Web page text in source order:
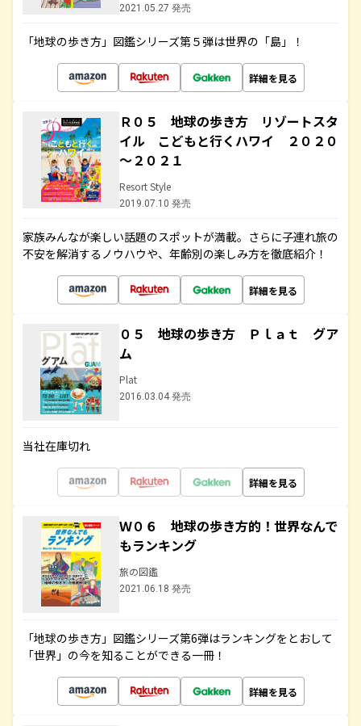
2021.05.27 発売
「地球の歩き方」図鑑シリーズ第５弾は世界の「島」！
詳細を見る
Ｒ０５ 地球の歩き方 リゾートスタ
イル こどもと行くハワイ ２０２０
～２０２１
Resort Style
2019.07.10 発売
家族みんなが楽しい話題のスポットが満載。さらに子連れ旅の
不安を解消するノウハウや、年齢別の楽しみ方を徹底紹介！
詳細を見る
０５ 地球の歩き方 Ｐｌａｔ グア
ム
Plat
2016.03.04 発売
当社在庫切れ
詳細を見る
Ｗ０６ 地球の歩き方的！世界なんで
もランキング
旅の図鑑
2021.06.18 発売
「地球の歩き方」図鑑シリーズ第6弾はランキングをとおして
「世界」の今を知ることができる一冊！
詳細を見る